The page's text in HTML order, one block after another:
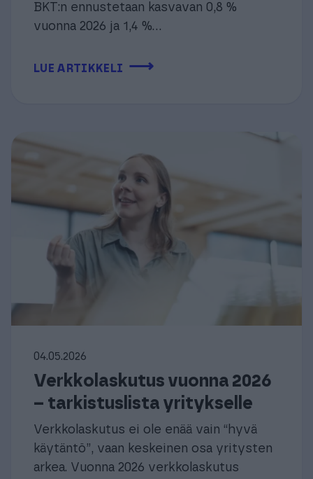
BKT:n ennustetaan kasvavan 0,8 %
vuonna 2026 ja 1,4 %...
LUE ARTIKKELI ⟶
04.05.2026
Verkkolaskutus vuonna 2026
– tarkistuslista yritykselle
Verkkolaskutus ei ole enää vain “hyvä
käytäntö”, vaan keskeinen osa yritysten
arkea. Vuonna 2026 verkkolaskutus